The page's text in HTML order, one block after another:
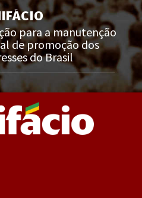
para a manutenção
de promoção dos
do Brasil